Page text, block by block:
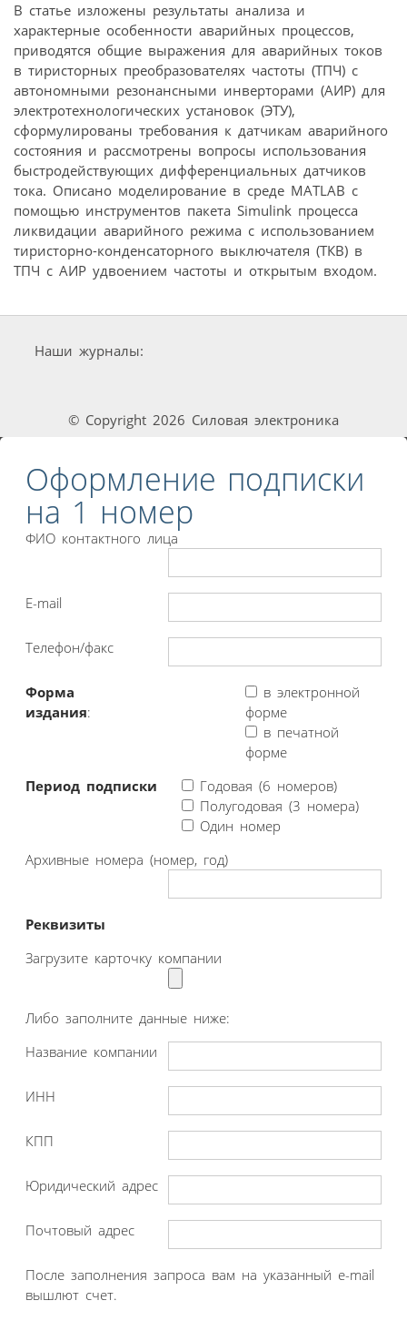
В статье изложены результаты анализа и
характерные особенности аварийных процессов,
приводятся общие выражения для аварийных токов
в тиристорных преобразователях частоты (ТПЧ) с
автономными резонансными инверторами (АИР) для
электротехнологических установок (ЭТУ),
сформулированы требования к датчикам аварийного
состояния и рассмотрены вопросы использования
быстродействующих дифференциальных датчиков
тока. Описано моделирование в среде MATLAB с
помощью инструментов пакета Simulink процесса
ликвидации аварийного режима с использованием
тиристорно-конденсаторного выключателя (ТКВ) в
ТПЧ с АИР удвоением частоты и открытым входом.
Наши журналы:
© Copyright 2026 Силовая электроника
Оформление подписки
на 1 номер
ФИО контактного лица
E-mail
Телефон/факс
Форма
издания:
в электронной
форме
в печатной
форме
Период подписки
Годовая (6 номеров)
Полугодовая (3 номера)
Один номер
Архивные номера (номер, год)
Реквизиты
Загрузите карточку компании
Либо заполните данные ниже:
Название компании
ИНН
КПП
Юридический адрес
Почтовый адрес
После заполнения запроса вам на указанный e-mail
вышлют счет.